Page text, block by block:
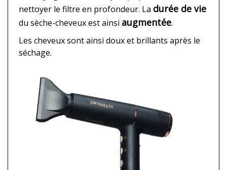
nettoyer le filtre en profondeur. La durée de vie
du sèche-cheveux est ainsi augmentée.
Les cheveux sont ainsi doux et brillants après le
séchage.